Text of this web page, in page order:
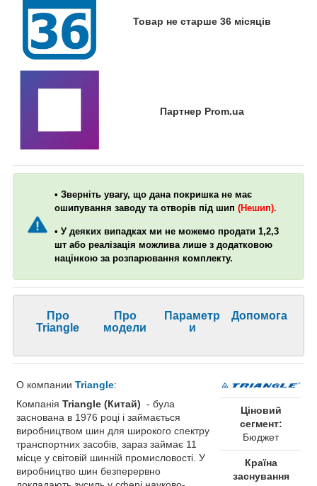
Товар не старше 36 місяців
Партнер Prom.ua
• Зверніть увагу, що дана покришка не має
ошипування заводу та отворів під шип (Нешип).
• У деяких випадках ми не можемо продати 1,2,3
шт або реалізація можлива лише з додатковою
націнкою за розпарювання комплекту.
Про
Triangle
Про
модели
Параметр
и
Допомога
О компании Triangle:
Компанія Triangle (Китай) - була
заснована в 1976 році і займається
виробництвом шин для широкого спектру
транспортних засобів, зараз займає 11
місце у світовій шинній промисловості. У
виробництво шин безперервно
Ціновий
сегмент:
Бюджет
Країна
заснування